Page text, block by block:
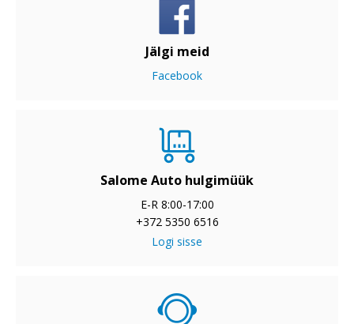
Jälgi meid
Facebook
Salome Auto hulgimüük
E-R 8:00-17:00
+372 5350 6516
Logi sisse